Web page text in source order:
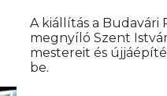
A kiállítás a Budavári
megnyíló Szent
mestereit és
be.